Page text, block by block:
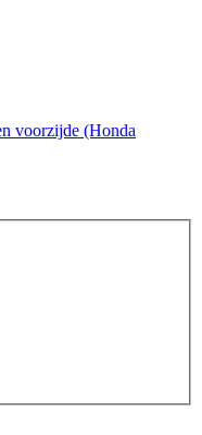
voorzijde (Honda